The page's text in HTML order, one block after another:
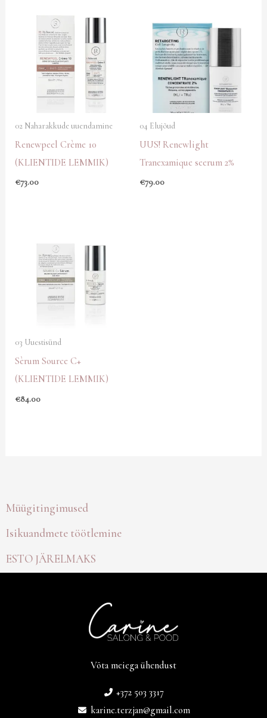
02 Naharakkude uuendamine
Renewpeel Crème 10
(KLIENTIDE LEMMIK)
€73.00
04 Elujõud
UUS! Renewlight
Tranexamique seerum 2%
€79.00
03 Uuestisünd
Sèrum Source C+
(KLIENTIDE LEMMIK)
€84.00
Müügitingimused
Isikuandmete töötlemine
ESTO JÄRELMAKS
Võta meiega ühendust
+372 503 3317
karine.terzjan@gmail.com